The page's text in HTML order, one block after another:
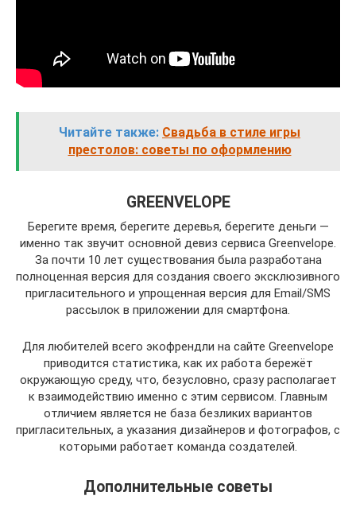
Читайте также: Свадьба в стиле игры
престолов: советы по оформлению
GREENVELOPE
Берегите время, берегите деревья, берегите деньги —
именно так звучит основной девиз сервиса Greenvelope.
За почти 10 лет существования была разработана
полноценная версия для создания своего эксклюзивного
пригласительного и упрощенная версия для Email/SMS
рассылок в приложении для смартфона.
Для любителей всего экофрендли на сайте Greenvelope
приводится статистика, как их работа бережёт
окружающую среду, что, безусловно, сразу располагает
к взаимодействию именно с этим сервисом. Главным
отличием является не база безликих вариантов
пригласительных, а указания дизайнеров и фотографов, с
которыми работает команда создателей.
Дополнительные советы